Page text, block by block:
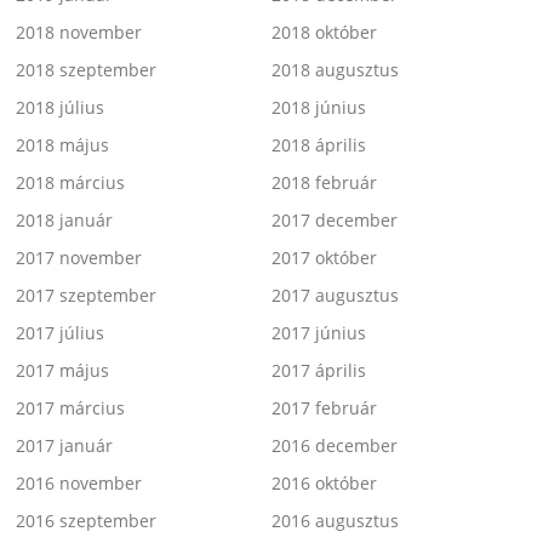
2018 november
2018 október
2018 szeptember
2018 augusztus
2018 július
2018 június
2018 május
2018 április
2018 március
2018 február
2018 január
2017 december
2017 november
2017 október
2017 szeptember
2017 augusztus
2017 július
2017 június
2017 május
2017 április
2017 március
2017 február
2017 január
2016 december
2016 november
2016 október
2016 szeptember
2016 augusztus